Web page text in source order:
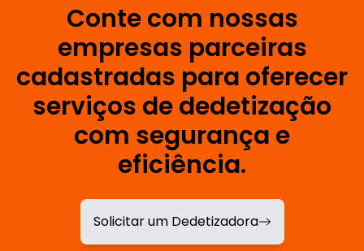
Conte com nossas
empresas parceiras
cadastradas para oferecer
serviços de dedetização
com segurança e
eficiência.
Solicitar um Dedetizadora